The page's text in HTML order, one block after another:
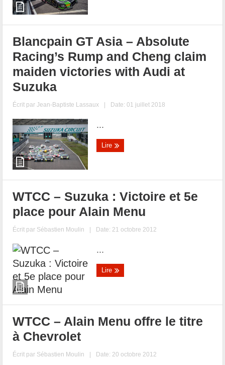
Blancpain GT Asia – Absolute
Racing’s Rump and Cheng claim
maiden victories with Audi at
Suzuka
Écrit parJean-Baptiste Lassaux | Date: 01 juillet 2018
...
Lire
WTCC – Suzuka : Victoire et 5e
place pour Alain Menu
Écrit par Sébastien Moulin | Date: 21 octobre 2012
...
Lire
WTCC – Alain Menu offre le titre
à Chevrolet
Écrit par Sébastien Moulin | Date: 20 octobre 2012